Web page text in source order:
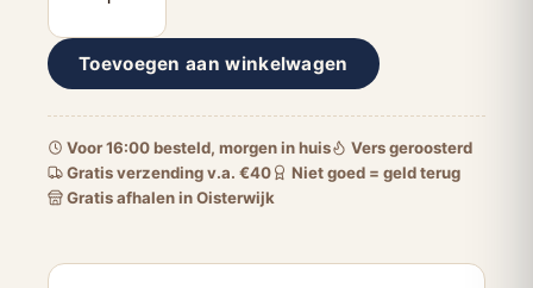
gebrand
gezouten
Toevoegen aan winkelwagen
Voor 16:00 besteld, morgen in huis
Vers geroosterd
Gratis verzending v.a. €40
Niet goed = geld terug
Gratis afhalen in Oisterwijk